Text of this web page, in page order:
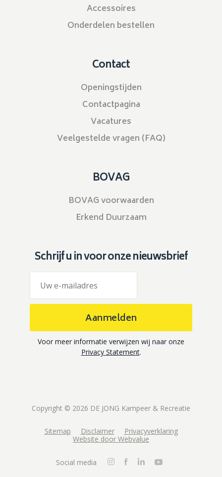
Accessoires
Onderdelen bestellen
Contact
Openingstijden
Contactpagina
Vacatures
Veelgestelde vragen (FAQ)
BOVAG
BOVAG voorwaarden
Erkend Duurzaam
Schrijf u in voor onze nieuwsbrief
Aanmelden
Voor meer informatie verwijzen wij naar onze
Privacy Statement.
Copyright © 2026 DE JONG Kampeer & Recreatie
Sitemap Disclaimer
Privacyverklaring
Website door Webvalue
Social media